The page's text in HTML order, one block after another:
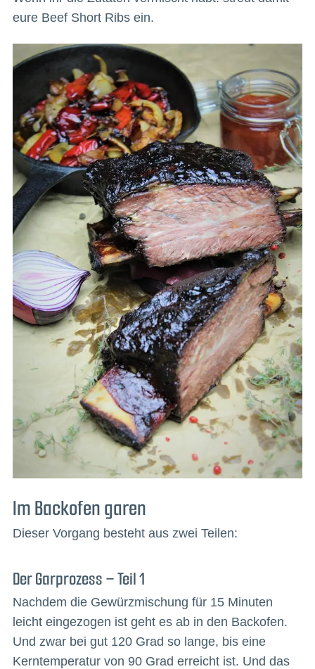
eure Beef Short Ribs ein.
Im Backofen garen
Dieser Vorgang besteht aus zwei Teilen:
Der Garprozess – Teil 1
Nachdem die Gewürzmischung für 15 Minuten
leicht eingezogen ist geht es ab in den Backofen.
Und zwar bei gut 120 Grad so lange, bis eine
Kerntemperatur von 90 Grad erreicht ist. Und das